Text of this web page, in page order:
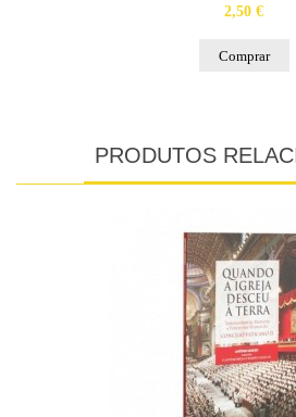
2,50 €
Comprar
PRODUTOS